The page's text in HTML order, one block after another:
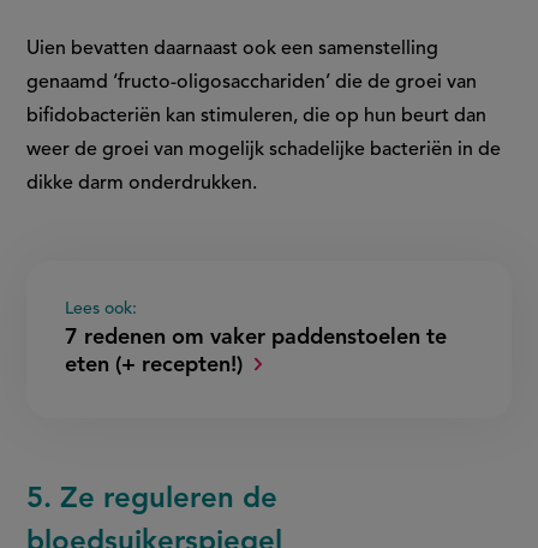
Uien bevatten daarnaast ook een samenstelling
genaamd ‘fructo-oligosacchariden’ die de groei van
bifidobacteriën kan stimuleren, die op hun beurt dan
weer de groei van mogelijk schadelijke bacteriën in de
dikke darm onderdrukken.
Lees ook:
7 redenen om vaker paddenstoelen te
eten (+ recepten!)
5. Ze reguleren de